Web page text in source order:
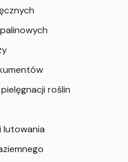
roślin
lutowania